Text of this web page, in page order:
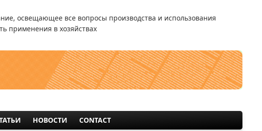
освещающее все вопросы производства и использования
применения в хозяйствах
НОВОСТИ CONTACT